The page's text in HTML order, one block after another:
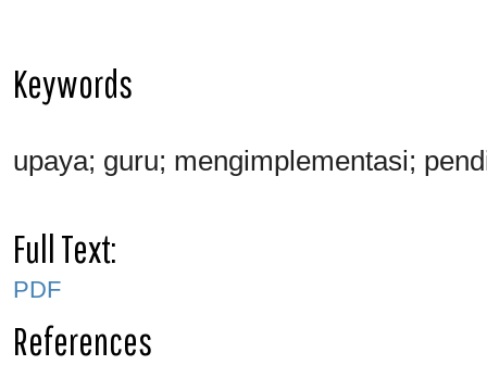
Keywords
upaya; guru; mengimplementasi;
Full Text:
PDF
References